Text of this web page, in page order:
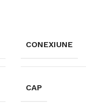
CONEXIUNE
CAP